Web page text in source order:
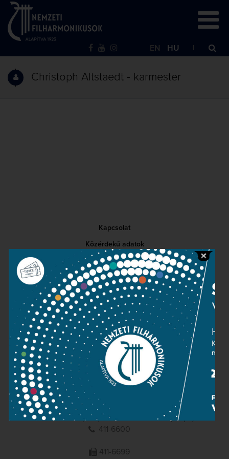
EN HU
Christoph Altstaedt - karmester
Kapcsolat
Közérdekű adatok
Sajtószoba
Adatvédelem
Impresszum
NEMZETI
FILHARMONIKUSOK
1095 Budapest, Komor Marcell u. 1. (Müpa)
411-6600
411-6699